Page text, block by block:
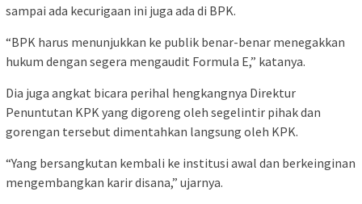
sampai ada kecurigaan ini juga ada di BPK.
“BPK harus menunjukkan ke publik benar-benar menegakkan
hukum dengan segera mengaudit Formula E,” katanya.
Dia juga angkat bicara perihal hengkangnya Direktur
Penuntutan KPK yang digoreng oleh segelintir pihak dan
gorengan tersebut dimentahkan langsung oleh KPK.
“Yang bersangkutan kembali ke institusi awal dan berkeinginan
mengembangkan karir disana,” ujarnya.